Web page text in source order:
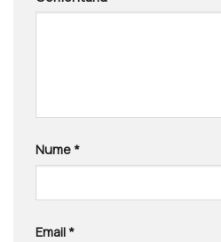
Nume *
Email *